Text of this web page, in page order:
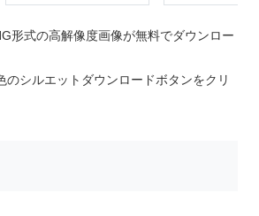
形式の高解像度画像が無料でダウンロー
のシルエットダウンロードボタンをクリ